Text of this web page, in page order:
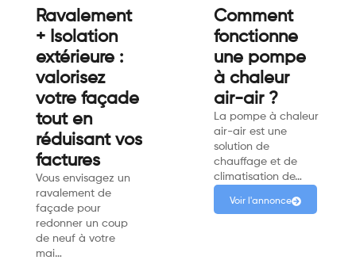
Ravalement
+ Isolation
extérieure :
valorisez
votre façade
tout en
réduisant vos
factures
Vous envisagez un
ravalement de
façade pour
redonner un coup
de neuf à votre
mai…
Comment
fonctionne
une pompe
à chaleur
air-air ?
La pompe à chaleur
air-air est une
solution de
chauffage et de
climatisation de…
Voir l'annonce